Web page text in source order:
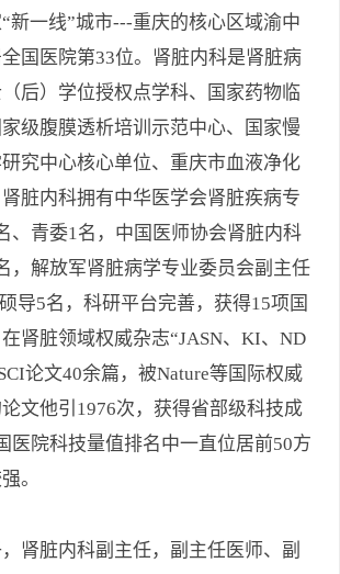
“新一线”城市---重庆的核心区域渝中
国医院第33位。 肾脏内科是肾脏病
后）学位授权点学科、
国家药物临
级腹膜透析培训示范中心、国家慢
究中心核心单位、重庆市血液净化
肾脏内科拥有中华医学会肾脏疾病专
、青委1名 ， 中国医师协会肾脏内科
， 解放军肾脏病学专业委员会副主任
硕导5名，科研平台完善，获得15项国
在肾脏领域权威杂志“JASN、 KI、 ND
论文40余篇， 被Nature等国际权威
文他引 1976次， 获得省部级科技成
医院科技量值排名中一直位居前50方
。
肾脏内科副主任， 副主任医师、副